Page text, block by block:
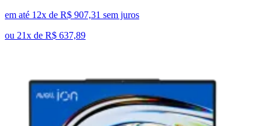
em até 12x de R$ 907,31 sem juros
ou 21x de R$ 637,89